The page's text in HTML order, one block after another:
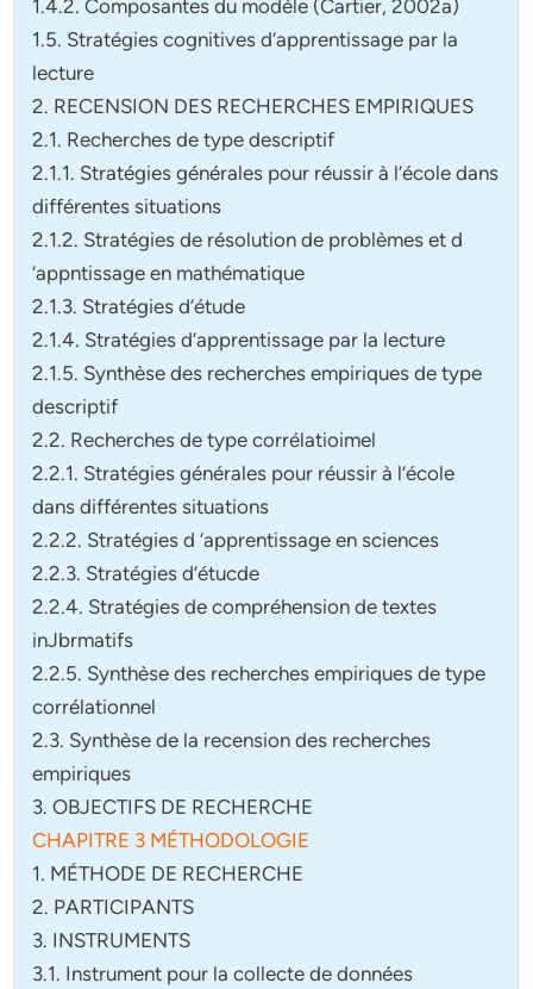
1.4.2. Composantes du modèle (Cartier, 2002a)
1.5. Stratégies cognitives d’apprentissage par la
lecture
2. RECENSION DES RECHERCHES EMPIRIQUES
2.1. Recherches de type descriptif
2.1.1. Stratégies générales pour réussir à l’école dans
différentes situations
2.1.2. Stratégies de résolution de problèmes et d
‘appntissage en mathématique
2.1.3. Stratégies d’étude
2.1.4. Stratégies d’apprentissage par la lecture
2.1.5. Synthèse des recherches empiriques de type
descriptif
2.2. Recherches de type corrélatioimel
2.2.1. Stratégies générales pour réussir à l’école
dans différentes situations
2.2.2. Stratégies d ‘apprentissage en sciences
2.2.3. Stratégies d’étucde
2.2.4. Stratégies de compréhension de textes
inJbrmatifs
2.2.5. Synthèse des recherches empiriques de type
corrélationnel
2.3. Synthèse de la recension des recherches
empiriques
3. OBJECTIFS DE RECHERCHE
CHAPITRE 3 MÉTHODOLOGIE
1. MÉTHODE DE RECHERCHE
2. PARTICIPANTS
3. INSTRUMENTS
3.1. Instrument pour la collecte de données